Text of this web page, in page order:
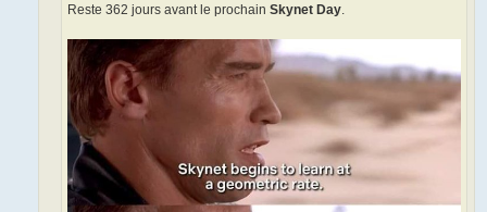
Reste 362 jours avant le prochain Skynet Day.